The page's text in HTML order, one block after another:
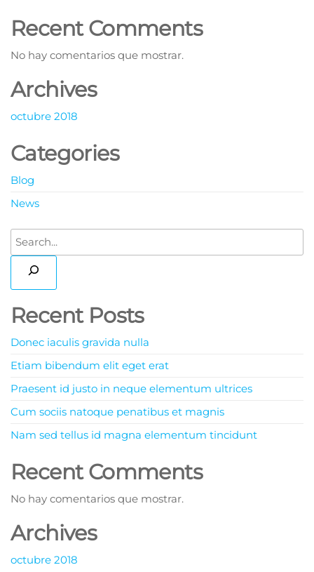
Recent Comments
No hay comentarios que mostrar.
Archives
octubre 2018
Categories
Blog
News
Recent Posts
Donec iaculis gravida nulla
Etiam bibendum elit eget erat
Praesent id justo in neque elementum ultrices
Cum sociis natoque penatibus et magnis
Nam sed tellus id magna elementum tincidunt
Recent Comments
No hay comentarios que mostrar.
Archives
octubre 2018